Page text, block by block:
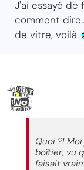
J'ai essayé
comment
de vitre, voilà.
Quoi ?!
boîtier, vu
faisait